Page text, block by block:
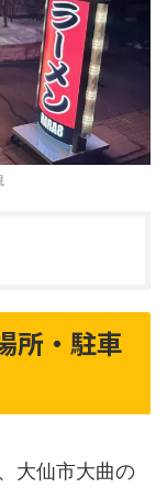
所・駐車
大仙市大曲の